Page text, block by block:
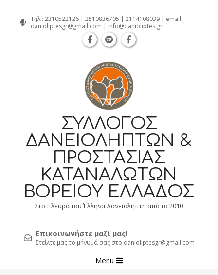
Τηλ.: 2310522126 | 2510836705 | 2114108039 | email:
danioliptesgr@gmail.com | info@danioliptes.gr
ΣΎΛΛΟΓΟΣ
ΔΑΝΕΙΟΛΗΠΤΏΝ &
ΠΡΟΣΤΑΣΊΑΣ
ΚΑΤΑΝΑΛΩΤΏΝ
ΒΟΡΕΊΟΥ ΕΛΛΆΔΟΣ
Στο πλευρό του Έλληνα Δανειολήπτη από το 2010
Επικοινωνήστε μαζί μας!
Στείλτε μας το μήνυμά σας στο danioliptesgr@gmail.com
Navigation
Menu